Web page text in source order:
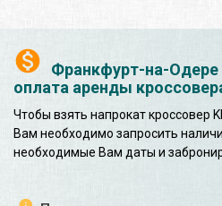
Франкфурт-на-Одере
оплата аренды
Чтобы взять напрокат кроссовер
Вам необходимо запросить
необходимые Вам даты и